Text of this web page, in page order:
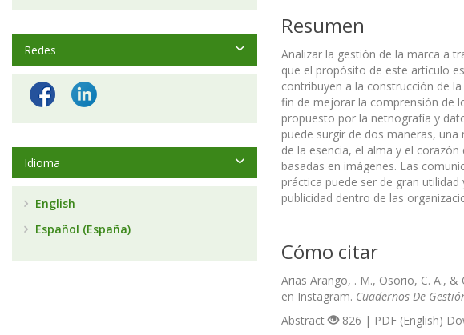
Resumen
Analizar la gestión de la marca a
que el propósito de este artículo
contribuyen a la construcción de
fin de mejorar la comprensión de
propuesto por la netnografía y
puede surgir de dos maneras,
de la esencia, el alma y el
basadas en imágenes. Las
práctica puede ser de gran
publicidad dentro de las
Cómo citar
Arias Arango, . M., Osorio, C. A.,
en Instagram. Cuadernos De
Abstract 826 | PDF (English)
Redes
Idioma
English
Español (España)